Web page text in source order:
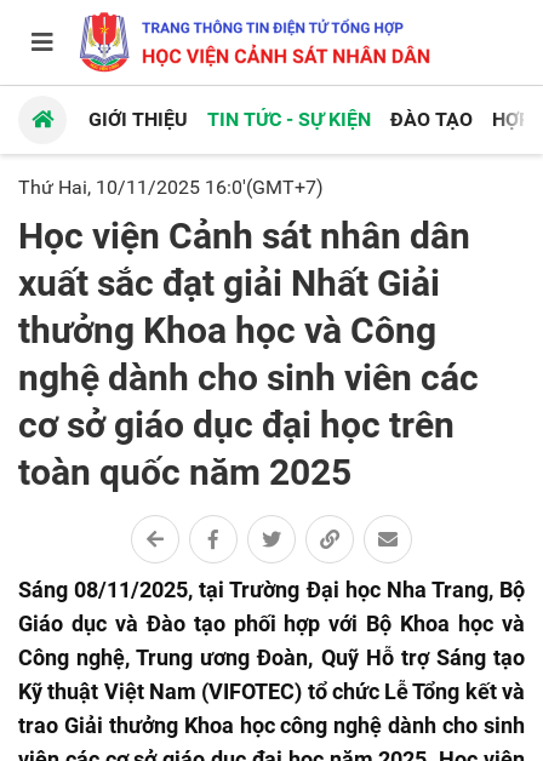
GIỚI THIỆU TIN TỨC - SỰ KIỆN ĐÀO TẠO HỢP
Thứ Hai, 10/11/2025 16:0'(GMT+7)
Học viện Cảnh sát nhân dân
xuất sắc đạt giải Nhất Giải
thưởng Khoa học và Công
nghệ dành cho sinh viên các
cơ sở giáo dục đại học trên
toàn quốc năm 2025
Sáng 08/11/2025, tại Trường Đại học Nha Trang, Bộ
Giáo dục và Đào tạo phối hợp với Bộ Khoa học và
Công nghệ, Trung ương Đoàn, Quỹ Hỗ trợ Sáng tạo
Kỹ thuật Việt Nam (VIFOTEC) tổ chức Lễ Tổng kết và
trao Giải thưởng Khoa học công nghệ dành cho sinh